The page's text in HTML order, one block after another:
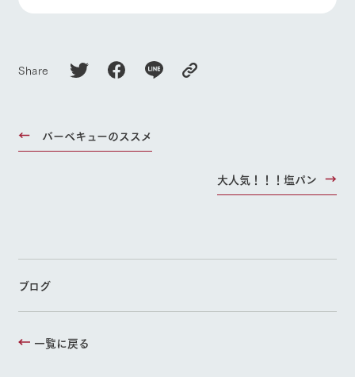
Share
バーベキューのススメ
大人気！！！塩パン
ブログ
一覧に戻る